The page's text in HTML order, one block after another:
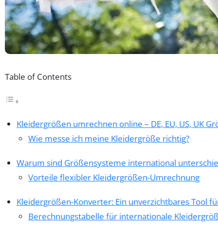
Table of Contents
Kleidergrößen umrechnen online – DE, EU, US, UK
Wie messe ich meine Kleidergröße richtig?
Warum sind Größensysteme international
Vorteile flexibler Kleidergrößen-Umrechnung
Kleidergrößen-Konverter: Ein unverzichtbares Tool
Berechnungstabelle für internationale